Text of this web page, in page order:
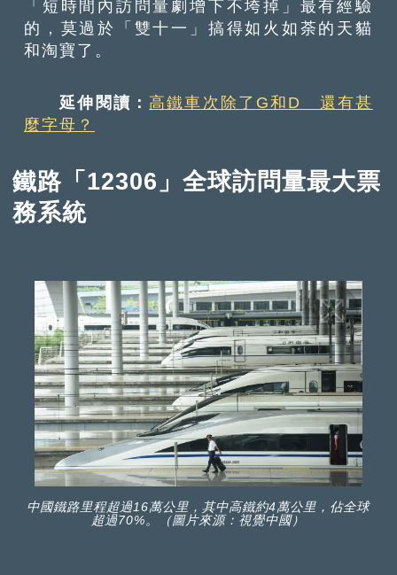
「短時間內訪問量劇增下不垮掉」最有經驗
的，莫過於「雙十一」搞得如火如荼的天貓
和淘寶了。
延伸閱讀： 高鐵車次除了G和D 還有甚
麼字母？
鐵路「12306」全球訪問量最大票
務系統
中國鐵路里程超過16萬公里，其中高鐵約4萬公里，佔全球
超過70%。（圖片來源：視覺中國）